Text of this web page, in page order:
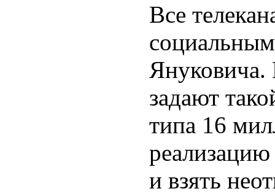
Все
Януковича.
задают
типа 16
и взять